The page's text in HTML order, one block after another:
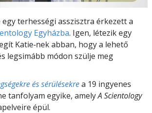
egy terhességi asszisztra érkezett a
Egyházba. Igen, létezik egy
Katie‑nek abban, hogy a lehető
legsimább módon szülje meg
és sérülésekrea 19 ingyenes
tanfolyam egyike, amelyA Scientology
épül.